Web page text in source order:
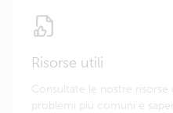
Risorse utili
Consultate le nostre
problemi più comuni e